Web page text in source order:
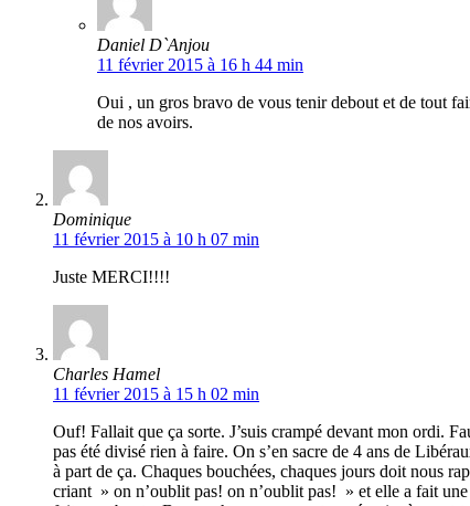
Daniel D`Anjou
11 février 2015 à 16 h 44 min
Oui , un gros bravo de vous tenir debout et de tout
de nos avoirs.
Dominique
11 février 2015 à 10 h 07 min
Juste MERCI!!!!
Charles Hamel
11 février 2015 à 15 h 02 min
Ouf! Fallait que ça sorte. J’suis crampé devant mon ordi.
pas été divisé rien à faire. On s’en sacre de 4 ans de
à part de ça. Chaques bouchées, chaques jours doit nous
criant » on n’oublit pas! on n’oublit pas! » et elle a fait